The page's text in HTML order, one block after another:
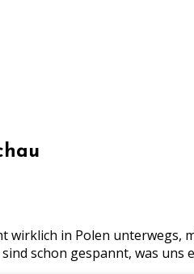
wirklich in Polen unterwegs,
schon gespannt, was